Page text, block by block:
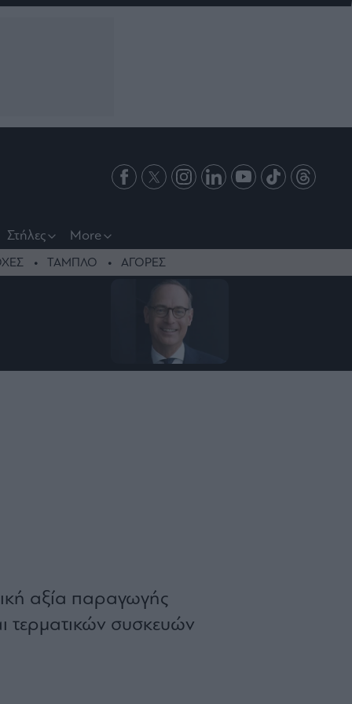
Στήλες More
ΤΑΜΠΛΟ ΑΓΟΡΕΣ
αξία παραγωγής
τερματικών συσκευών